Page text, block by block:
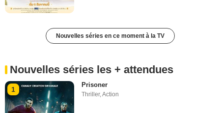
Nouvelles séries en ce moment à la TV
Nouvelles séries les + attendues
1
Prisoner
Thriller,Action